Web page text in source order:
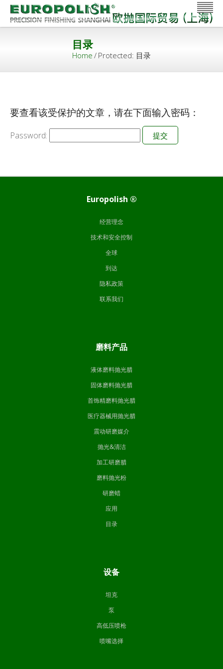
目录
Home / Protected: 目录
要查看该受保护的文章，请在下面输入密码：
Password:
Europolish ®
经营理念
技术和安全控制
全球
到达
隐私政策
联系我们
磨料产品
液体磨料抛光腊
固体磨料抛光腊
首饰精磨料抛光腊
医疗器械用抛光腊
震动研磨媒介
抛光&清洁
加工研磨腊
磨料抛光粉
研磨蜡
应用
目录
设备
坦克
泵
高低压喷枪
喷嘴选择